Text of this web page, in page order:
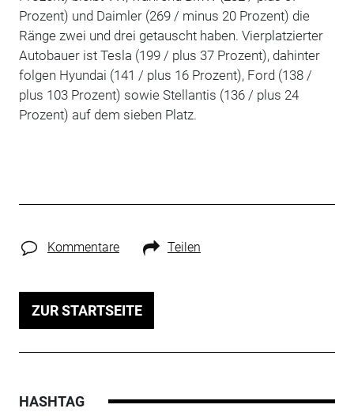
Prozent) und Daimler (269 / minus 20 Prozent) die
Ränge zwei und drei getauscht haben. Vierplatzierter
Autobauer ist Tesla (199 / plus 37 Prozent), dahinter
folgen Hyundai (141 / plus 16 Prozent), Ford (138 /
plus 103 Prozent) sowie Stellantis (136 / plus 24
Prozent) auf dem sieben Platz.
Kommentare Teilen
ZUR STARTSEITE
HASHTAG